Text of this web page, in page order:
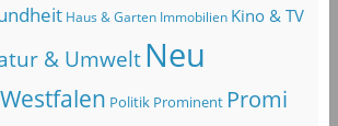
Haus & Garten Immobilien Kino & TV
& Umwelt Neu
Politik Prominent Promi